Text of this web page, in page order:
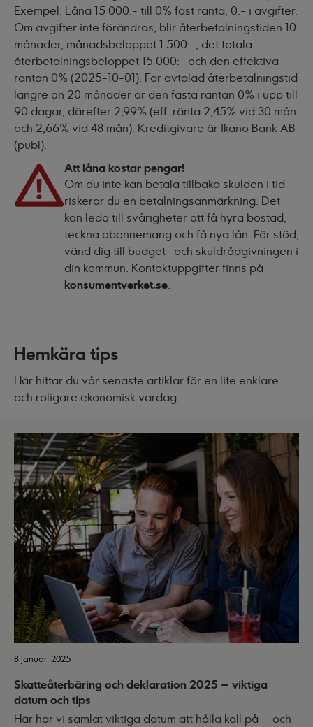
Exempel: Låna 15 000:- till 0% fast ränta, 0:- i avgifter.
Om avgifter inte förändras, blir återbetalningstiden 10
månader, månadsbeloppet 1 500:-, det totala
återbetalningsbeloppet 15 000:- och den effektiva
räntan 0% (2025-10-01). För avtalad återbetalningstid
längre än 20 månader är den fasta räntan 0% i upp till
90 dagar, därefter 2,99% (eff. ränta 2,45% vid 30 mån
och 2,66% vid 48 mån). Kreditgivare är Ikano Bank AB
(publ).
Att låna kostar pengar!
Om du inte kan betala tillbaka skulden i tid
riskerar du en betalningsanmärkning. Det
kan leda till svårigheter att få hyra bostad,
teckna abonnemang och få nya lån. För stöd,
vänd dig till budget- och skuldrådgivningen i
din kommun. Kontaktuppgifter finns på
konsumentverket.se.
Hemkära tips
Här hittar du vår senaste artiklar för en lite enklare
och roligare ekonomisk vardag.
8 januari 2025
Skatteåterbäring och deklaration 2025 – viktiga
datum och tips
Här har vi samlat viktiga datum att hålla koll på – och